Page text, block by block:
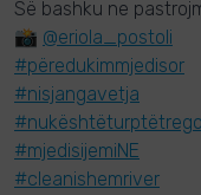
Së bashku ne
📸 @eriola_postoli
#përedukimmjedisor
#nisjangavetja
#mjedisijemiNE
#cleanishemriver